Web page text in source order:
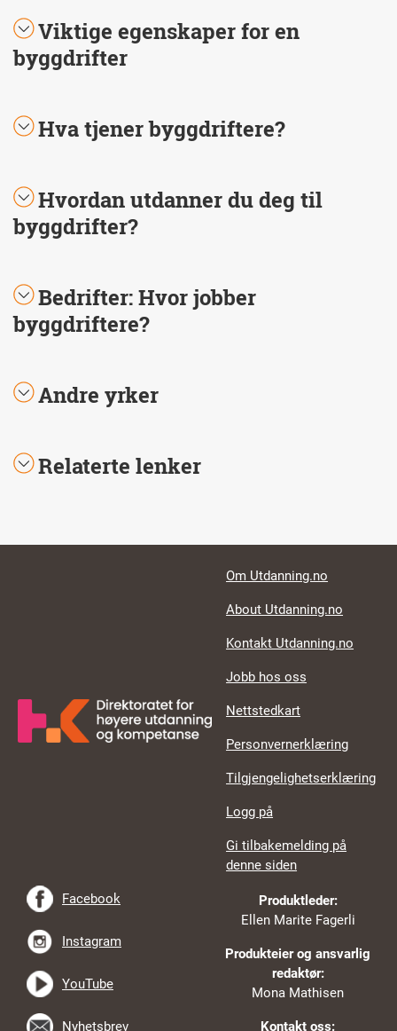
Viktige egenskaper for en
byggdrifter
Hva tjener byggdriftere?
Hvordan utdanner du deg til
byggdrifter?
Bedrifter: Hvor jobber
byggdriftere?
Andre yrker
Relaterte lenker
Footer links
Om Utdanning.no
About Utdanning.no
Kontakt Utdanning.no
Jobb hos oss
Nettstedkart
Personvernerklæring
Tilgjengelighetserklæring
Logg på
Gi tilbakemelding på
denne siden
Produktleder:
Ellen Marite Fagerli
Produkteier og ansvarlig
redaktør:
Mona Mathisen
Kontakt oss:
Facebook
Instagram
YouTube
Nyhetsbrev